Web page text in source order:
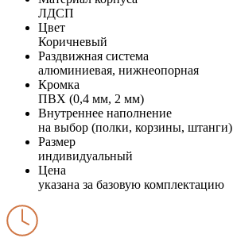
ЛДСП
Цвет
Коричневый
Раздвижная система
алюминиевая, нижнеопорная
Кромка
ПВХ (0,4 мм, 2 мм)
Внутреннее наполнение
на выбор (полки, корзины, штанги)
Размер
индивидуальный
Цена
указана за базовую комплектацию